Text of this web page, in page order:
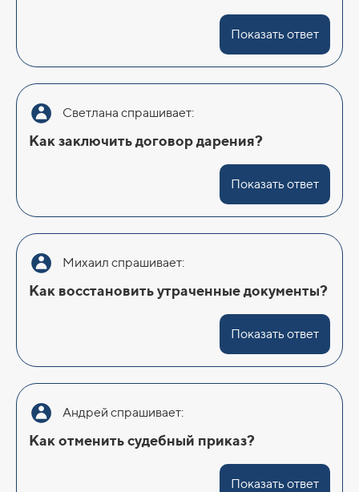
Показать ответ
Светлана спрашивает:
Как заключить договор дарения?
Показать ответ
Михаил спрашивает:
Как восстановить утраченные документы?
Показать ответ
Андрей спрашивает:
Как отменить судебный приказ?
Показать ответ